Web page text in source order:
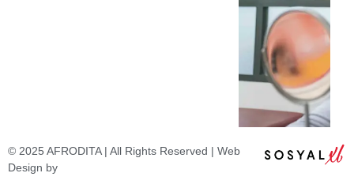
© 2025 AFRODITA | All Rights Reserved | Web
Design by